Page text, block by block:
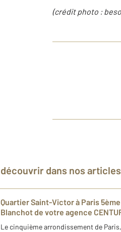
(crédit photo :
À découvrir dans nos articles
Quartier Saint-Victor à Paris
Blanchot de votre agence
Le cinquième arrondissement de